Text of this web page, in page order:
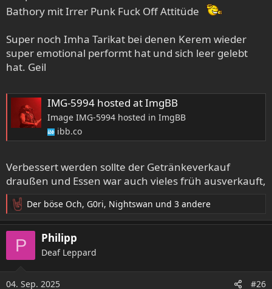
Bathory mit Irrer Punk Fuck Off Attitüde
Super noch Imha Tarikat bei denen Kerem wieder
super emotional performt hat und sich leer gelebt
hat. Geil
IMG-5994 hosted at ImgBB
Image IMG-5994 hosted in ImgBB
ibb.co
Verbessert werden sollte der Getränkeverkauf
draußen und Essen war auch vieles früh ausverkauft,
R
e
a
Der böse Och, G0ri, Nightswan und 3 andere
P Philipp
Deaf Leppard
04. Sep. 2025 #26